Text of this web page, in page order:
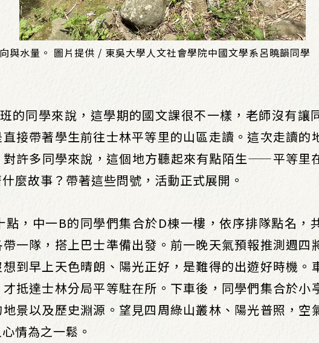
與水量。 圖片提供 / 東吳大學人文社會學院中國文學系呂曉韻同學
的同學來說，這學期的國文課很不一樣，老師沒有讓
接帶著學生前往士林平等里的山區走讀。這次走讀的
許多同學來說，這個地方聽起來有點陌生——平等里
麼故事？帶著這些問號，活動正式展開。
點，中一B的同學們集合於D棟一樓，依序排隊點名，
一隊，搭上巴士準備出發。前一晚天氣預報推測週四
到早上天色晴朗、陽光正好，是難得的出遊好時機。
抵達士林分局平等駐在所。下車後，同學們集合於小
景以及歷史淵源。望見四周綠山叢林、陽光普照，空
情為之一鬆。